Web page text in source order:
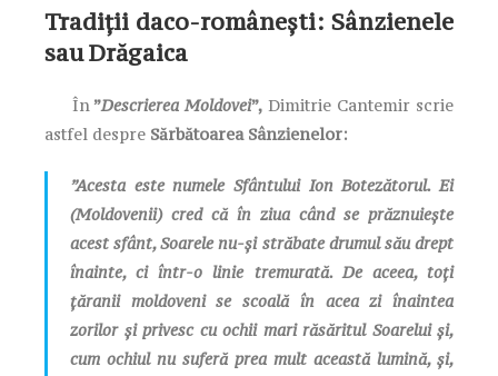
Tradiții daco-românești: Sânzienele
sau Drăgaica
În”Descrierea Moldovei”, Dimitrie Cantemir scrie
astfel despre Sărbătoarea Sânzienelor:
”Acesta este numele Sfântului Ion Botezătorul. Ei
(Moldovenii) cred că în ziua când se prăznuiește
acest sfânt, Soarele nu-și străbate drumul său drept
înainte, ci într-o linie tremurată. De aceea, toți
țăranii moldoveni se scoală în acea zi înaintea
zorilor și privesc cu ochii mari răsăritul Soarelui și,
cum ochiul nu suferă prea mult această lumină, și,